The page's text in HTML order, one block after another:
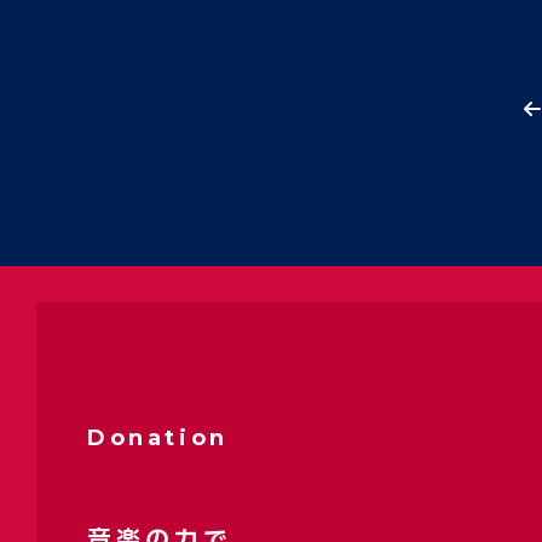
Donation